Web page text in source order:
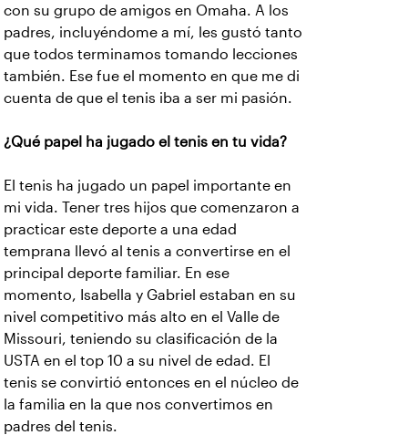
con su grupo de amigos en Omaha. A los
padres, incluyéndome a mí, les gustó tanto
que todos terminamos tomando lecciones
también. Ese fue el momento en que me di
cuenta de que el tenis iba a ser mi pasión.
¿Qué papel ha jugado el tenis en tu vida?
El tenis ha jugado un papel importante en
mi vida. Tener tres hijos que comenzaron a
practicar este deporte a una edad
temprana llevó al tenis a convertirse en el
principal deporte familiar. En ese
momento, Isabella y Gabriel estaban en su
nivel competitivo más alto en el Valle de
Missouri, teniendo su clasificación de la
USTA en el top 10 a su nivel de edad. El
tenis se convirtió entonces en el núcleo de
la familia en la que nos convertimos en
padres del tenis.